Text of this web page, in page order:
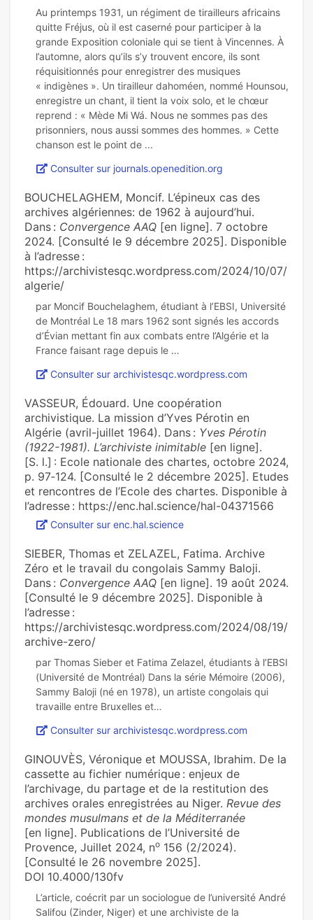
Au printemps 1931, un régiment de tirailleurs africains
quitte Fréjus, où il est caserné pour participer à la
grande Exposition coloniale qui se tient à Vincennes. À
l’automne, alors qu’ils s’y trouvent encore, ils sont
réquisitionnés pour enregistrer des musiques
« indigènes ». Un tirailleur dahoméen, nommé Hounsou,
enregistre un chant, il tient la voix solo, et le chœur
reprend : « Mède Mi Wá. Nous ne sommes pas des
prisonniers, nous aussi sommes des hommes. » Cette
Consulter sur journals.openedition.org
BOUCHELAGHEM, Moncif. L’épineux cas des
archives algériennes: de 1962 à aujourd’hui.
Dans : Convergence AAQ [en ligne]. 7 octobre
2024. [Consulté le 9 décembre 2025]. Disponible
à l’adresse :
https://archivistesqc.wordpress.com/2024/10/07/
algerie/
par Moncif Bouchelaghem, étudiant à l’EBSI, Université
de Montréal Le 18 mars 1962 sont signés les accords
d’Évian mettant fin aux combats entre l’Algérie et la
Consulter sur archivistesqc.wordpress.com
VASSEUR, Édouard. Une coopération
archivistique. La mission d’Yves Pérotin en
Algérie (avril-juillet 1964). Dans : Yves Pérotin
(1922-1981). L’archiviste inimitable [en ligne].
[S. l.] : Ecole nationale des chartes, octobre 2024,
p. 97‑124. [Consulté le 2 décembre 2025]. Etudes
et rencontres de l’Ecole des chartes. Disponible à
l’adresse : https://enc.hal.science/hal-04371566
Consulter sur enc.hal.science
SIEBER, Thomas et ZELAZEL, Fatima. Archive
Zéro et le travail du congolais Sammy Baloji.
Dans : Convergence AAQ [en ligne]. 19 août 2024.
[Consulté le 9 décembre 2025]. Disponible à
l’adresse :
https://archivistesqc.wordpress.com/2024/08/19/
archive-zero/
par Thomas Sieber et Fatima Zelazel, étudiants à l’EBSI
(Université de Montréal) Dans la série Mémoire (2006),
Sammy Baloji (né en 1978), un artiste congolais qui
Consulter sur archivistesqc.wordpress.com
GINOUVÈS, Véronique et MOUSSA, Ibrahim. De la
cassette au fichier numérique : enjeux de
l’archivage, du partage et de la restitution des
archives orales enregistrées au Niger. Revue des
mondes musulmans et de la Méditerranée
[en ligne]. Publications de l’Université de
Provence, Juillet 2024, no 156 (2/2024).
[Consulté le 26 novembre 2025].
DOI 10.4000/130fv
L’article, coécrit par un sociologue de l’université André
Salifou (Zinder, Niger) et une archiviste de la